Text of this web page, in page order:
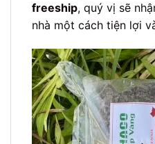
freeship, quý vị sẽ
nhà một cách tiện lợi